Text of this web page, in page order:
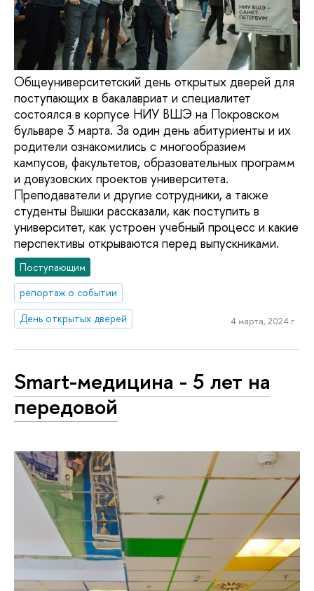
Общеуниверситетский день открытых дверей для
поступающих в бакалавриат и специалитет
состоялся в корпусе НИУ ВШЭ на Покровском
бульваре 3 марта. За один день абитуриенты и их
родители ознакомились с многообразием
кампусов, факультетов, образовательных программ
и довузовских проектов университета.
Преподаватели и другие сотрудники, а также
студенты Вышки рассказали, как поступить в
университет, как устроен учебный процесс и какие
перспективы открываются перед выпускниками.
Поступающим
репортаж о событии
День открытых дверей
4 марта, 2024 г.
Smart-медицина - 5 лет на
передовой